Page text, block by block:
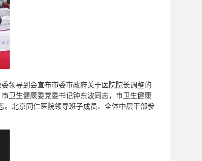
领导到会宣布市委市政府关于医院院长调整的
卫生健康委党委书记钟东波同志，市卫生健康
北京同仁医院领导班子成员、全体中层干部参